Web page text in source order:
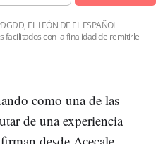
EL LEÓN DE EL ESPAÑOL
facilitados con la finalidad de remitirle
como una de las
de una experiencia